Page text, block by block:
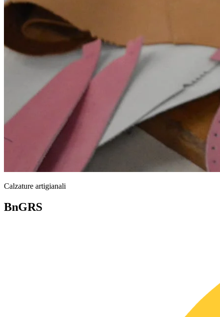
Calzature artigianali
BnGRS